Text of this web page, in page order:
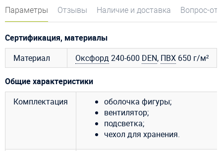
Параметры Отзывы Наличие и доставка Вопрос-
Сертификация, материалы
Материал
Оксфорд240-600 DEN, ПВХ 650 г/м²
Общие характеристики
Комплектация
оболочка фигуры;
вентилятор;
подсветка;
чехол для хранения.